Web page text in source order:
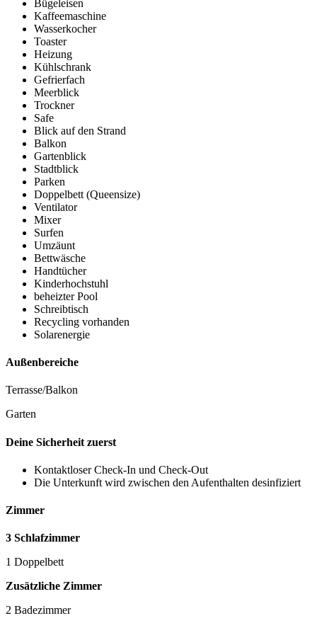
Bügeleisen
Kaffeemaschine
Wasserkocher
Toaster
Heizung
Kühlschrank
Gefrierfach
Meerblick
Trockner
Safe
Blick auf den Strand
Balkon
Gartenblick
Stadtblick
Parken
Doppelbett (Queensize)
Ventilator
Mixer
Surfen
Umzäunt
Bettwäsche
Handtücher
Kinderhochstuhl
beheizter Pool
Schreibtisch
Recycling vorhanden
Solarenergie
Außenbereiche
Terrasse/Balkon
Garten
Deine Sicherheit zuerst
Kontaktloser Check-In und Check-Out
Die Unterkunft wird zwischen den Aufenthalten desinfiziert
Zimmer
3 Schlafzimmer
1 Doppelbett
Zusätzliche Zimmer
2 Badezimmer